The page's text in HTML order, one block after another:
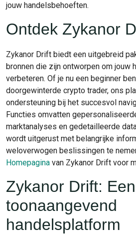
jouw handelsbehoeften.
Ontdek Zykanor
Zykanor Drift biedt een uitgebreid
bronnen die zijn ontworpen om jouw
verbeteren. Of je nu een beginner
doorgewinterde crypto trader, ons
ondersteuning bij het succesvol
Functies omvatten
marktanalyses en gedetailleerde
wordt uitgerust met belangrijke
weloverwogen beslissingen te
Homepagina van Zykanor Drift voor
Zykanor Drift: Een
toonaangevend
handelsplatform